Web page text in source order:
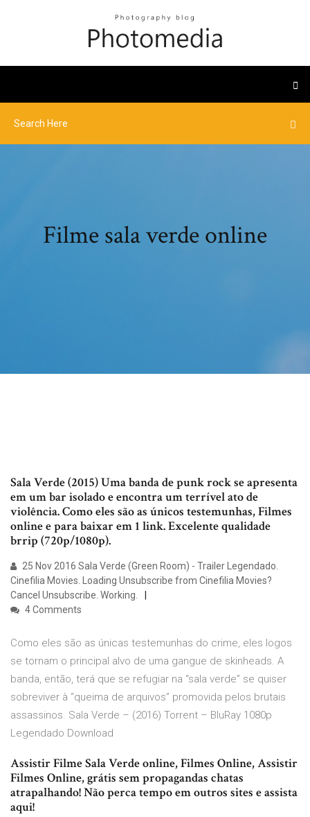
Filme sala verde online
Sala Verde (2015) Uma banda de punk rock se apresenta
em um bar isolado e encontra um terrível ato de
violência. Como eles são as únicos testemunhas, Filmes
online e para baixar em 1 link. Excelente qualidade
brrip (720p/1080p).
25 Nov 2016 Sala Verde (Green Room) - Trailer Legendado.
Cinefilia Movies. Loading Unsubscribe from Cinefilia Movies?
Cancel Unsubscribe. Working.
4 Comments
Como eles são as únicas testemunhas do crime, eles logos
se tornam o principal alvo de uma gangue de skinheads. A
banda, então, terá que se refugiar na “sala verde” se quiser
sobreviver à “queima de arquivos” promovida pelos brutais
assassinos. Sala Verde – (2016) Torrent – BluRay 1080p
Legendado Download
Assistir Filme Sala Verde online, Filmes Online, Assistir
Filmes Online, grátis sem propagandas chatas
atrapalhando! Não perca tempo em outros sites e assista
aqui!